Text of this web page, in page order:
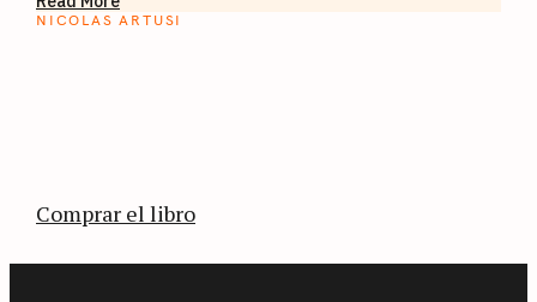
NICOLAS ARTUSI
Comprar el libro